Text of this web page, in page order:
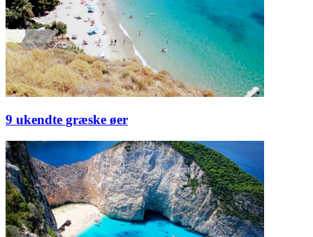
9 ukendte græske øer